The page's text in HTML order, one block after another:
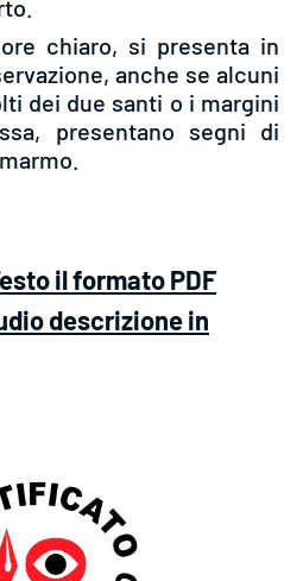
chiaro, si presenta in
anche se alcuni
dei due santi o i margini
presentano segni di
il formato PDF
descrizione in